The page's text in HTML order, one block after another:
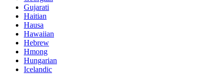
Gujarati
Haitian
Hausa
Hawaiian
Hebrew
Hmong
Hungarian
Icelandic